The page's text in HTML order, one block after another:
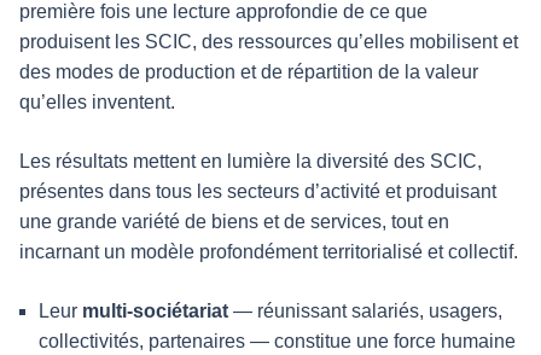
première fois une lecture approfondie de ce que
produisent les SCIC, des ressources qu’elles mobilisent et
des modes de production et de répartition de la valeur
qu’elles inventent.
Les résultats mettent en lumière la diversité des SCIC,
présentes dans tous les secteurs d’activité et produisant
une grande variété de biens et de services, tout en
incarnant un modèle profondément territorialisé et collectif.
Leur multi-sociétariat — réunissant salariés, usagers,
collectivités, partenaires — constitue une force humaine